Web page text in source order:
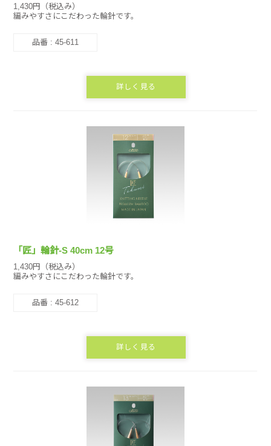
1,430円（税込み）
編みやすさにこだわった輪針です。
品番 : 45-611
詳しく見る
「匠」輪針-S 40cm 12号
1,430円（税込み）
編みやすさにこだわった輪針です。
品番 : 45-612
詳しく見る